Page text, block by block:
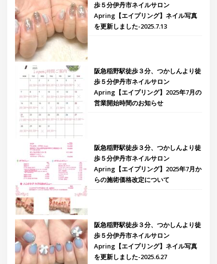
歩５分伊丹市ネイルサロン
Apring【エイプリング】ネイル写真
を更新しました-2025.7.13
阪急稲野駅徒歩３分、つかしんより徒
歩５分伊丹市ネイルサロン
Apring【エイプリング】2025年7月の
営業開始時間のお知らせ
阪急稲野駅徒歩３分、つかしんより徒
歩５分伊丹市ネイルサロン
Apring【エイプリング】2025年7月か
らの施術価格改定について
阪急稲野駅徒歩３分、つかしんより徒
歩５分伊丹市ネイルサロン
Apring【エイプリング】ネイル写真
を更新しました-2025.6.27